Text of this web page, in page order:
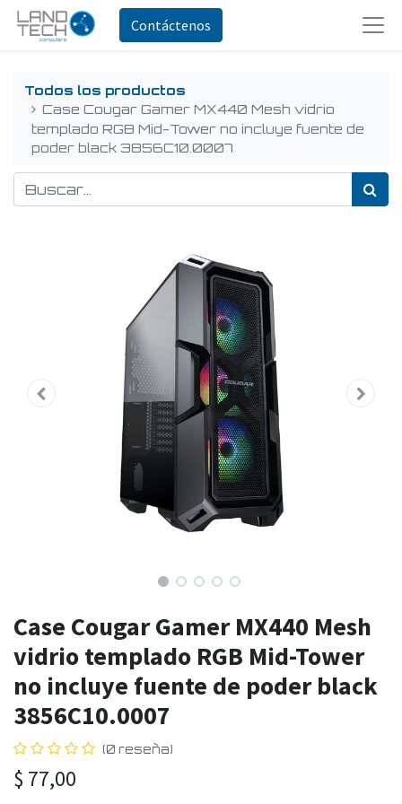
Contáctenos
Todos los productos
Case Cougar Gamer MX440 Mesh vidrio
templado RGB Mid-Tower no incluye fuente de
poder black 3856C10.0007
Case Cougar Gamer MX440 Mesh
vidrio templado RGB Mid-Tower
no incluye fuente de poder black
3856C10.0007
(0 reseña)
$ 77,00